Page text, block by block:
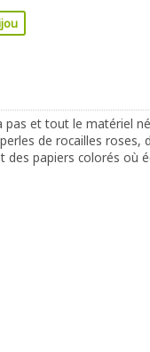
et tout le matériel
de rocailles roses,
des papiers colorés où